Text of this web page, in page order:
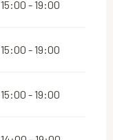
15:00 - 19:00
15:00 - 19:00
15:00 - 19:00